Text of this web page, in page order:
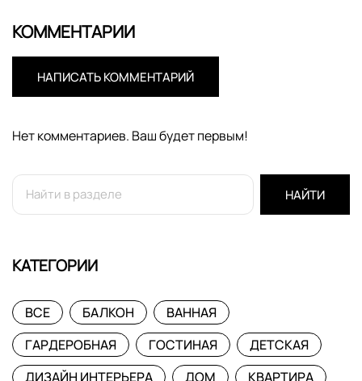
КОММЕНТАРИИ
НАПИСАТЬ КОММЕНТАРИЙ
Нет комментариев. Ваш будет первым!
НАЙТИ
КАТЕГОРИИ
ВСЕ БАЛКОН
ВАННАЯ
ГАРДЕРОБНАЯ
ГОСТИНАЯ
ДЕТСКАЯ
ДИЗАЙН ИНТЕРЬЕРА
ДОМ КВАРТИРА